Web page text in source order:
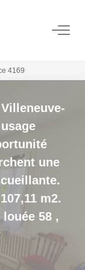
4169
une
m2.
58 ,